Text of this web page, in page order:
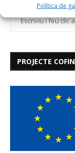
Política de
PROJECTE